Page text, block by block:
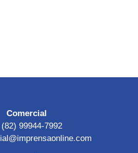
Comercial
(82) 99944-7992